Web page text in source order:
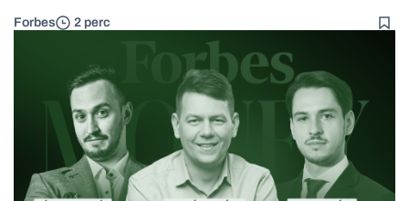
Forbes 2 perc